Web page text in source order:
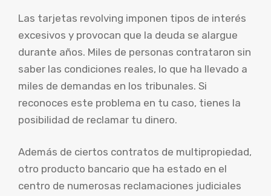
Las tarjetas revolving imponen tipos de interés
excesivos y provocan que la deuda se alargue
durante años. Miles de personas contrataron sin
saber las condiciones reales, lo que ha llevado a
miles de demandas en los tribunales. Si
reconoces este problema en tu caso, tienes la
posibilidad de reclamar tu dinero.
Además de ciertos contratos de multipropiedad,
otro producto bancario que ha estado en el
centro de numerosas reclamaciones judiciales